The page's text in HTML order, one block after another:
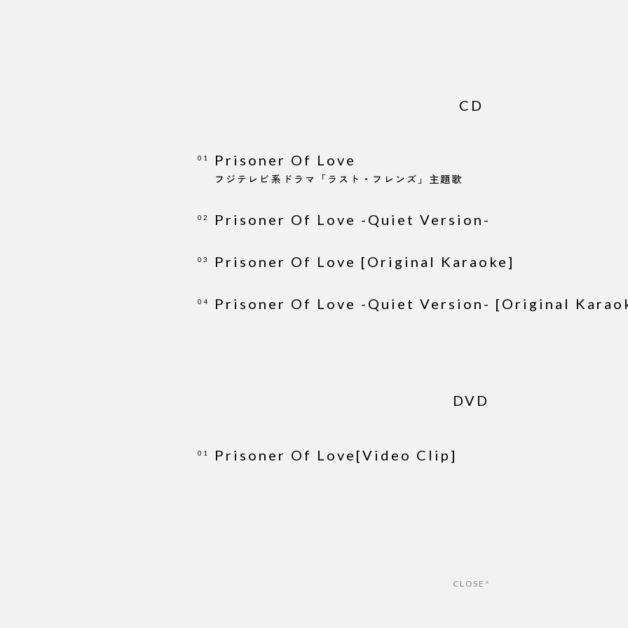
CD
01 Prisoner Of Love
フジテレビ系ドラマ「ラスト・フレンズ」主題歌
02 Prisoner Of Love -Quiet Version-
03 Prisoner Of Love [Original Karaoke]
04 Prisoner Of Love -Quiet Version- [Original
DVD
01 Prisoner Of Love[Video Clip]
CLOSE